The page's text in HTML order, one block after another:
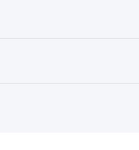
отчеты с
сведения за 3 года, а